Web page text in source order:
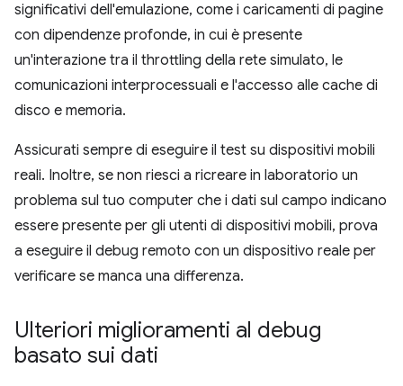
significativi dell'emulazione, come i caricamenti di pagine
con dipendenze profonde, in cui è presente
un'interazione tra il throttling della rete simulato, le
comunicazioni interprocessuali e l'accesso alle cache di
disco e memoria.
Assicurati sempre di eseguire il test su dispositivi mobili
reali. Inoltre, se non riesci a ricreare in laboratorio un
problema sul tuo computer che i dati sul campo indicano
essere presente per gli utenti di dispositivi mobili, prova
a eseguire il debug remoto con un dispositivo reale per
verificare se manca una differenza.
Ulteriori miglioramenti al debug
basato sui dati